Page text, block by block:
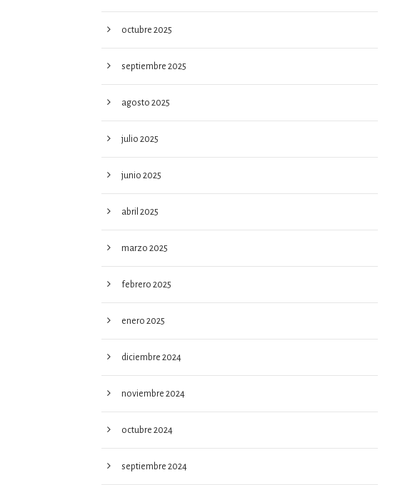
octubre 2025
septiembre 2025
agosto 2025
julio 2025
junio 2025
abril 2025
marzo 2025
febrero 2025
enero 2025
diciembre 2024
noviembre 2024
octubre 2024
septiembre 2024